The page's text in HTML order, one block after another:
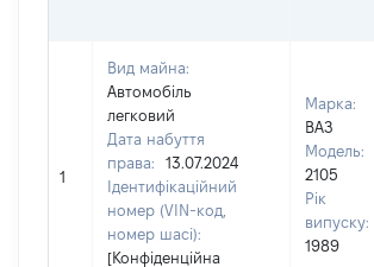
1
Вид майна:
Автомобіль
легковий
Дата набуття
права:
13.07.2024
Ідентифікаційний
номер (VIN-код,
номер шасі):
[Конфіденційна
Марка:
ВАЗ
Модель:
2105
Рік
випуску:
1989